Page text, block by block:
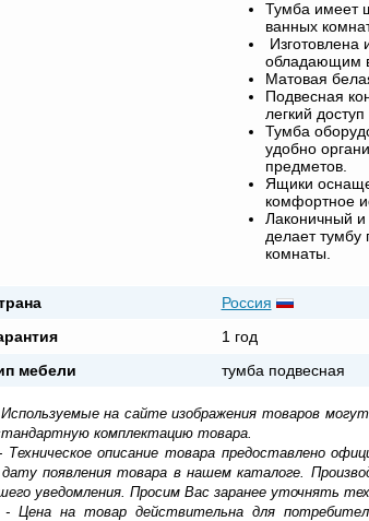
Тумба имеет
ванных
Изготовлена
обладающим
Матовая
Подвесная
легкий
Тумба
удобно
предметов.
Ящики
комфортное
Лаконичный и
делает
комнаты.
Россия
1 год
мебели
тумба подвесная
на сайте изображения товаров
комплектацию товара.
Техническое описание товара предоставлено
появления товара в нашем каталоге.
уведомления. Просим Вас заранее уточнять
- Цена на товар действительна для